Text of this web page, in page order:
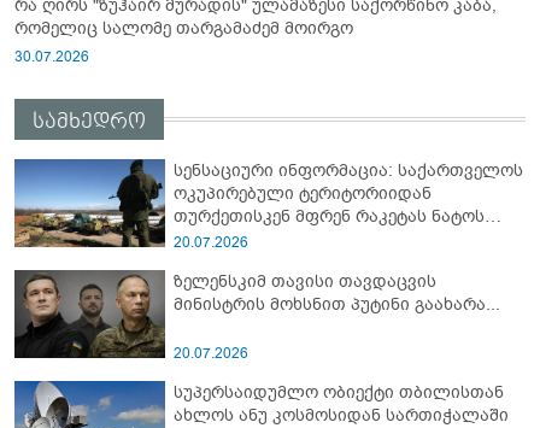
რა ღირს "ზუჰაირ მურადის" ულამაზესი საქორწინო კაბა,
რომელიც სალომე თარგამაძემ მოირგო
30.07.2026
სამხედრო
სენსაციური ინფორმაცია: საქართველოს
ოკუპირებული ტერიტორიიდან
თურქეთისკენ მფრენ რაკეტას ნატოს
სამიტი კინაღამ ჩაუშლია
20.07.2026
ზელენსკიმ თავისი თავდაცვის
მინისტრის მოხსნით პუტინი გაახარა...
20.07.2026
სუპერსაიდუმლო ობიექტი თბილისთან
ახლოს ანუ კოსმოსიდან სართიჭალაში